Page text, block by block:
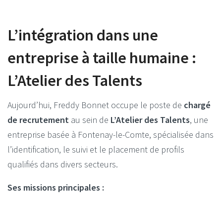
L’intégration dans une
entreprise à taille humaine :
L’Atelier des Talents
Aujourd’hui, Freddy Bonnet occupe le poste de chargé
de recrutement au sein de L’Atelier des Talents, une
entreprise basée à Fontenay-le-Comte, spécialisée dans
l’identification, le suivi et le placement de profils
qualifiés dans divers secteurs.
Ses missions principales :